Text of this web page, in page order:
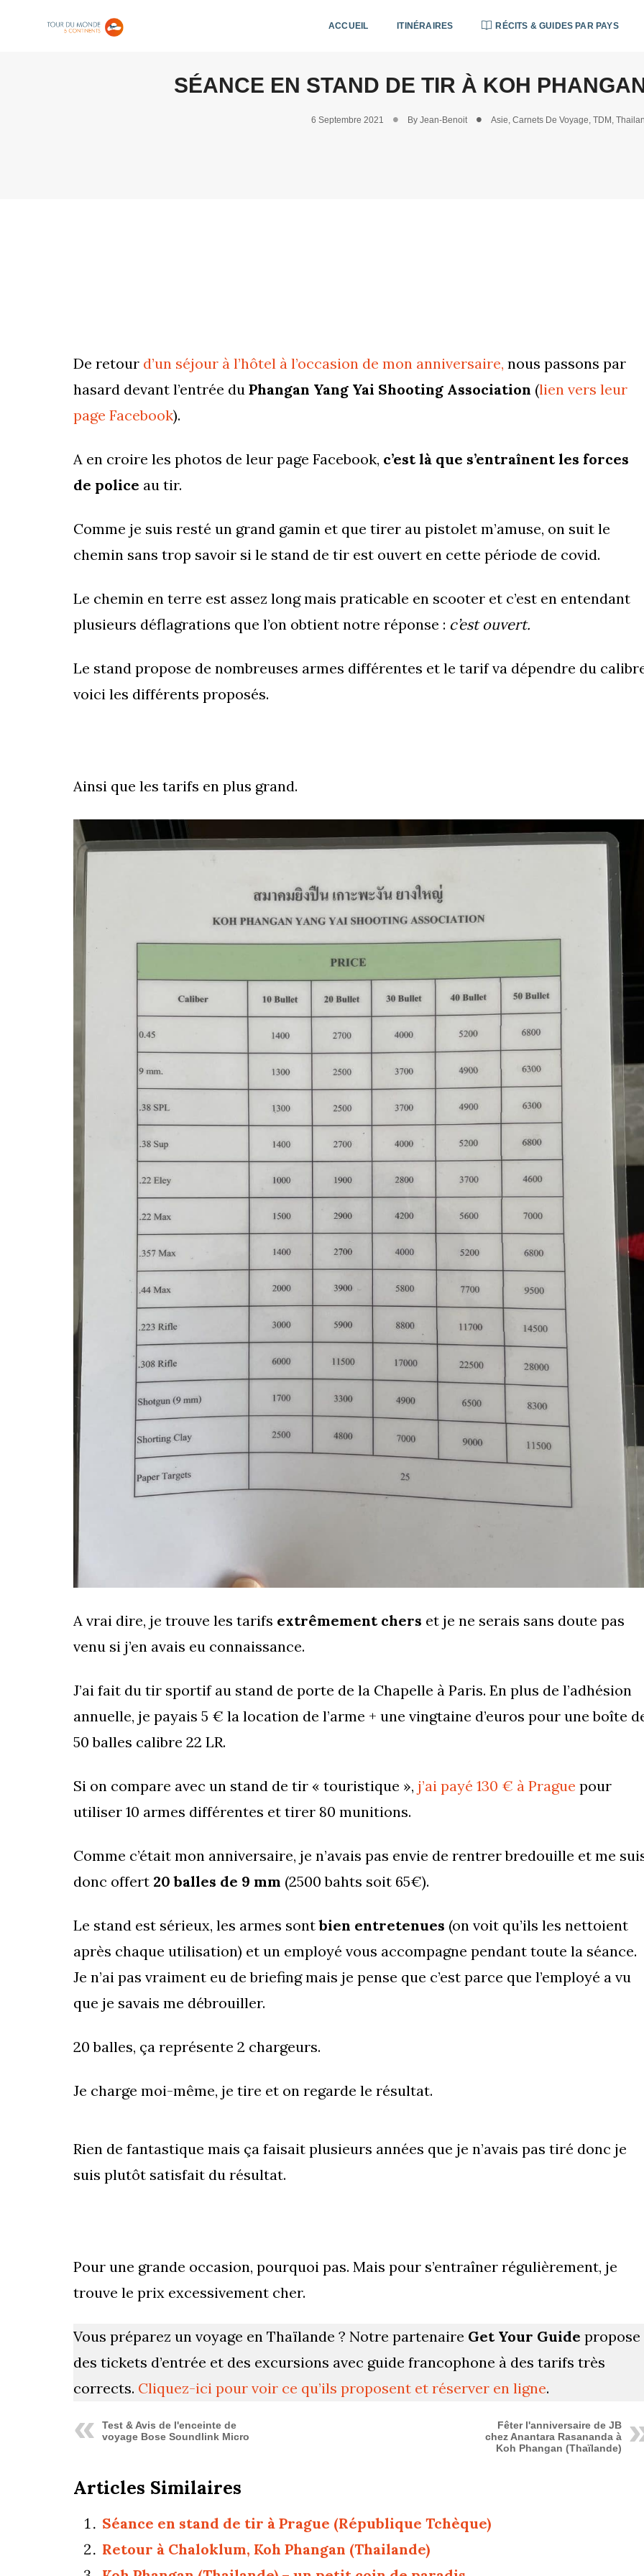
ACCUEIL ITINÉRAIRES RÉCITS & GUIDES PAR PAYS
SÉANCE EN STAND DE TIR À KOH
6 Septembre 2021 By Jean-Benoit Asie, Carnets De Voyage, TDM ,
De retour d’un séjour à l’hôtel à l’occasion de mon anniversaire, nous passons par
hasard devant l’entrée du Phangan Yang Yai Shooting Association (lien vers leur
page Facebook).
A en croire les photos de leur page Facebook, c’est là que s’entraînent les forces
de police au tir.
Comme je suis resté un grand gamin et que tirer au pistolet m’amuse, on suit le
chemin sans trop savoir si le stand de tir est ouvert en cette période de covid.
Le chemin en terre est assez long mais praticable en scooter et c’est en entendant
plusieurs déflagrations que l’on obtient notre réponse : c’est ouvert.
Le stand propose de nombreuses armes différentes et le tarif va dépendre du
voici les différents proposés.
Ainsi que les tarifs en plus grand.
A vrai dire, je trouve les tarifs extrêmement chers et je ne serais sans doute pas
venu si j’en avais eu connaissance.
J’ai fait du tir sportif au stand de porte de la Chapelle à Paris. En plus de l’adhésion
annuelle, je payais 5 € la location de l’arme + une vingtaine d’euros pour une boîte
50 balles calibre 22 LR.
Si on compare avec un stand de tir « touristique », j’ai payé 130 € à Prague pour
utiliser 10 armes différentes et tirer 80 munitions.
Comme c’était mon anniversaire, je n’avais pas envie de rentrer bredouille et me
donc offert 20 balles de 9 mm (2500 bahts soit 65€).
Le stand est sérieux, les armes sontbien entretenues (on voit qu’ils les nettoient
après chaque utilisation) et un employé vous accompagne pendant toute la séance.
Je n’ai pas vraiment eu de briefing mais je pense que c’est parce que l’employé a vu
que je savais me débrouiller.
20 balles, ça représente 2 chargeurs.
Je charge moi-même, je tire et on regarde le résultat.
Rien de fantastique mais ça faisait plusieurs années que je n’avais pas tiré donc je
suis plutôt satisfait du résultat.
Pour une grande occasion, pourquoi pas. Mais pour s’entraîner régulièrement, je
trouve le prix excessivement cher.
Vous préparez un voyage en Thaïlande ? Notre partenaire Get Your Guide propose
des tickets d’entrée et des excursions avec guide francophone à des tarifs très
corrects. Cliquez-ici pour voir ce qu’ils proposent et réserver en ligne.
Test & Avis de l'enceinte de
voyage Bose Soundlink Micro
Fêter l'anniversaire de JB
chez Anantara Rasananda à
Koh Phangan (Thaïlande)
Articles Similaires
Séance en stand de tir à Prague (République Tchèque)
Retour à Chaloklum, Koh Phangan (Thailande)